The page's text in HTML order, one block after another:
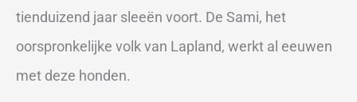
tienduizend jaar sleeën voort. De Sami, het
oorspronkelijke volk van Lapland, werkt al eeuwen
met deze honden.